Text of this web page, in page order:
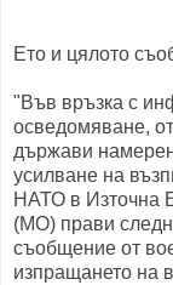
Ето и цялото
"Във връзка с
осведомяване,
държави
усилване на
НАТО в Източна
(МО) прави
съобщение от
изпращането на